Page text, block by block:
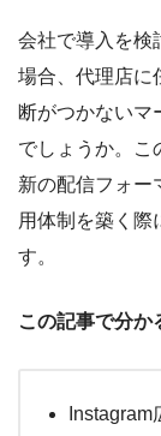
会社で導入を検
場合、代理店に
断がつかないマ
でしょうか。こ
新の配信フォー
用体制を築く際
す。
この記事で分か